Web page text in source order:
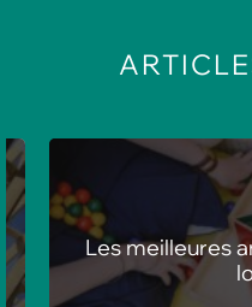
Les meilleures